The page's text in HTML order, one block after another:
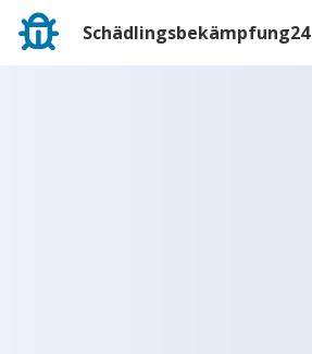
Schädlingsbekämpfung24